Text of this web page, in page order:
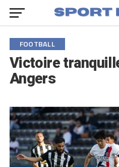
FOOTBALL
Victoire
Angers